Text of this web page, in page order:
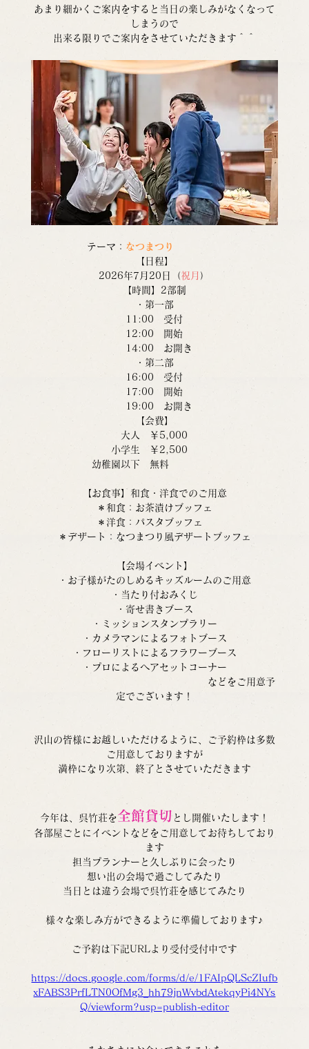
あまり細かくご案内をすると当日の楽しみがなくなって
しまうので
出来る限りでご案内をさせていただきます＾＾
テーマ： なつまつり
【日程】
2026年7月20日（祝月 ）
【時間】2部制
・第一部
11:00　受付
12:00　開始
14:00　お開き
・第二部
16:00　受付
17:00　開始
19:00　お開き
【会費】
大人　￥5,000
小学生　￥2,500
幼稚園以下　無料
【お食事】和食・洋食でのご用意
＊和食：お茶漬けブッフェ
＊洋食：パスタブッフェ
＊デザート：なつまつり風デザートブッフェ
【会場イベント】
・お子様がたのしめるキッズルームのご用意
・当たり付おみくじ
・寄せ書きブース
・ミッションスタンプラリー
・カメラマンによるフォトブース
・フローリストによるフラワーブース
・プロによるへアセットコーナー
などをご用意予
定でございます！
沢山の皆様にお越しいただけるように、ご予約枠は多数
ご用意しておりますが
満枠になり次第、終了とさせていただきます
今年は、呉竹荘を全館貸切 とし開催いたします！
各部屋ごとにイベントなどをご用意してお待ちしており
ます
担当プランナーと久しぶりに会ったり
想い出の会場で過ごしてみたり
当日とは違う会場で呉竹荘を感じてみたり
様々な楽しみ方ができるように準備しております♪
ご予約は下記URLより受付受付中です
https://docs.google.com/forms/d/e/1FAIpQLScZIufb
xFABS3PrfLTN0OfMg3_hh79jnWvbdAtekqyPi4NYs
Q/viewform?usp=publish-editor